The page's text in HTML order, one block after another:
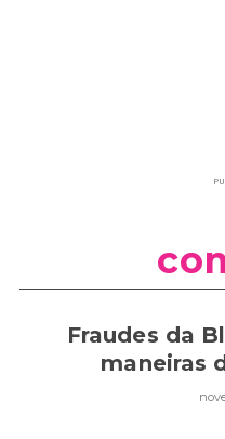
Fraudes da
maneiras